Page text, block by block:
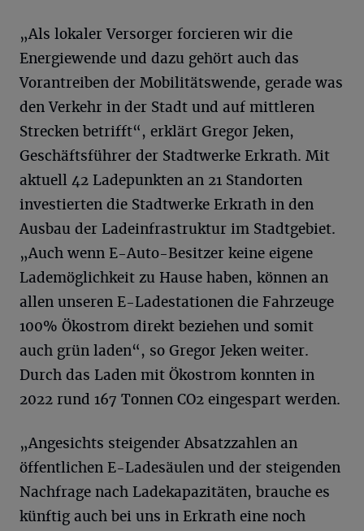
„Als lokaler Versorger forcieren wir die
Energiewende und dazu gehört auch das
Vorantreiben der Mobilitätswende, gerade was
den Verkehr in der Stadt und auf mittleren
Strecken betrifft“, erklärt Gregor Jeken,
Geschäftsführer der Stadtwerke Erkrath. Mit
aktuell 42 Ladepunkten an 21 Standorten
investierten die Stadtwerke Erkrath in den
Ausbau der Ladeinfrastruktur im Stadtgebiet.
„Auch wenn E-Auto-Besitzer keine eigene
Lademöglichkeit zu Hause haben, können an
allen unseren E-Ladestationen die Fahrzeuge
100% Ökostrom direkt beziehen und somit
auch grün laden“, so Gregor Jeken weiter.
Durch das Laden mit Ökostrom konnten in
2022 rund 167 Tonnen CO2 eingespart werden.
„Angesichts steigender Absatzzahlen an
öffentlichen E-Ladesäulen und der steigenden
Nachfrage nach Ladekapazitäten, brauche es
künftig auch bei uns in Erkrath eine noch